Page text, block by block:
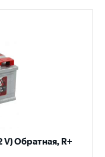
V) Обратная, R+